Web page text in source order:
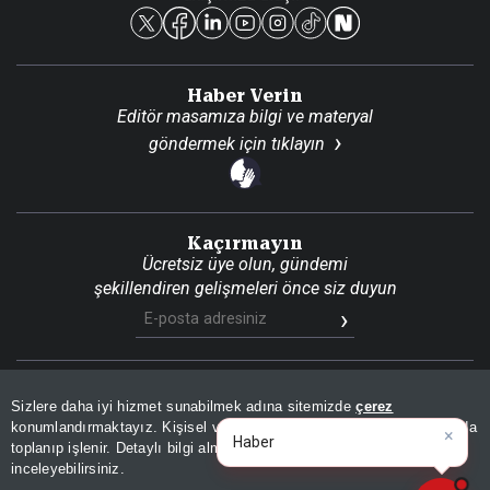
Sizlere daha iyi hizmet sunabilmek adına sitemizdeçerez
konumlandırmaktayız. Kişisel verileriniz, KVKK ve GDPR kapsamında
toplanıp işlenir. Detaylı bilgi almak içinAydınlatma Metnimizi
inceleyebilirsiniz.
Reklam Ver
Haber Verin
Editör masamıza bilgi ve materyal
göndermek için tıklayın
Kaçırmayın
Ücretsiz üye olun, gündemi
şekillendiren gelişmeleri önce siz duyun
© 2026 İhlas Medya Grubu. Tüm Hakları Saklıdır
Son DakikaSite HaritasıRSSKVKK Aydınlatma Metni
Gizlilik PolitikasıÇerez Politikası
×
|